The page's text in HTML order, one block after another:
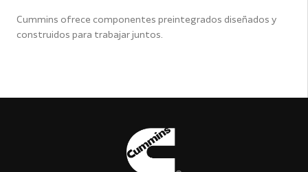
Cummins ofrece componentes preintegrados diseñados y
construidos para trabajar juntos.